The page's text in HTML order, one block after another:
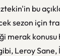
bu
sezon için
merak
Leroy Sane,